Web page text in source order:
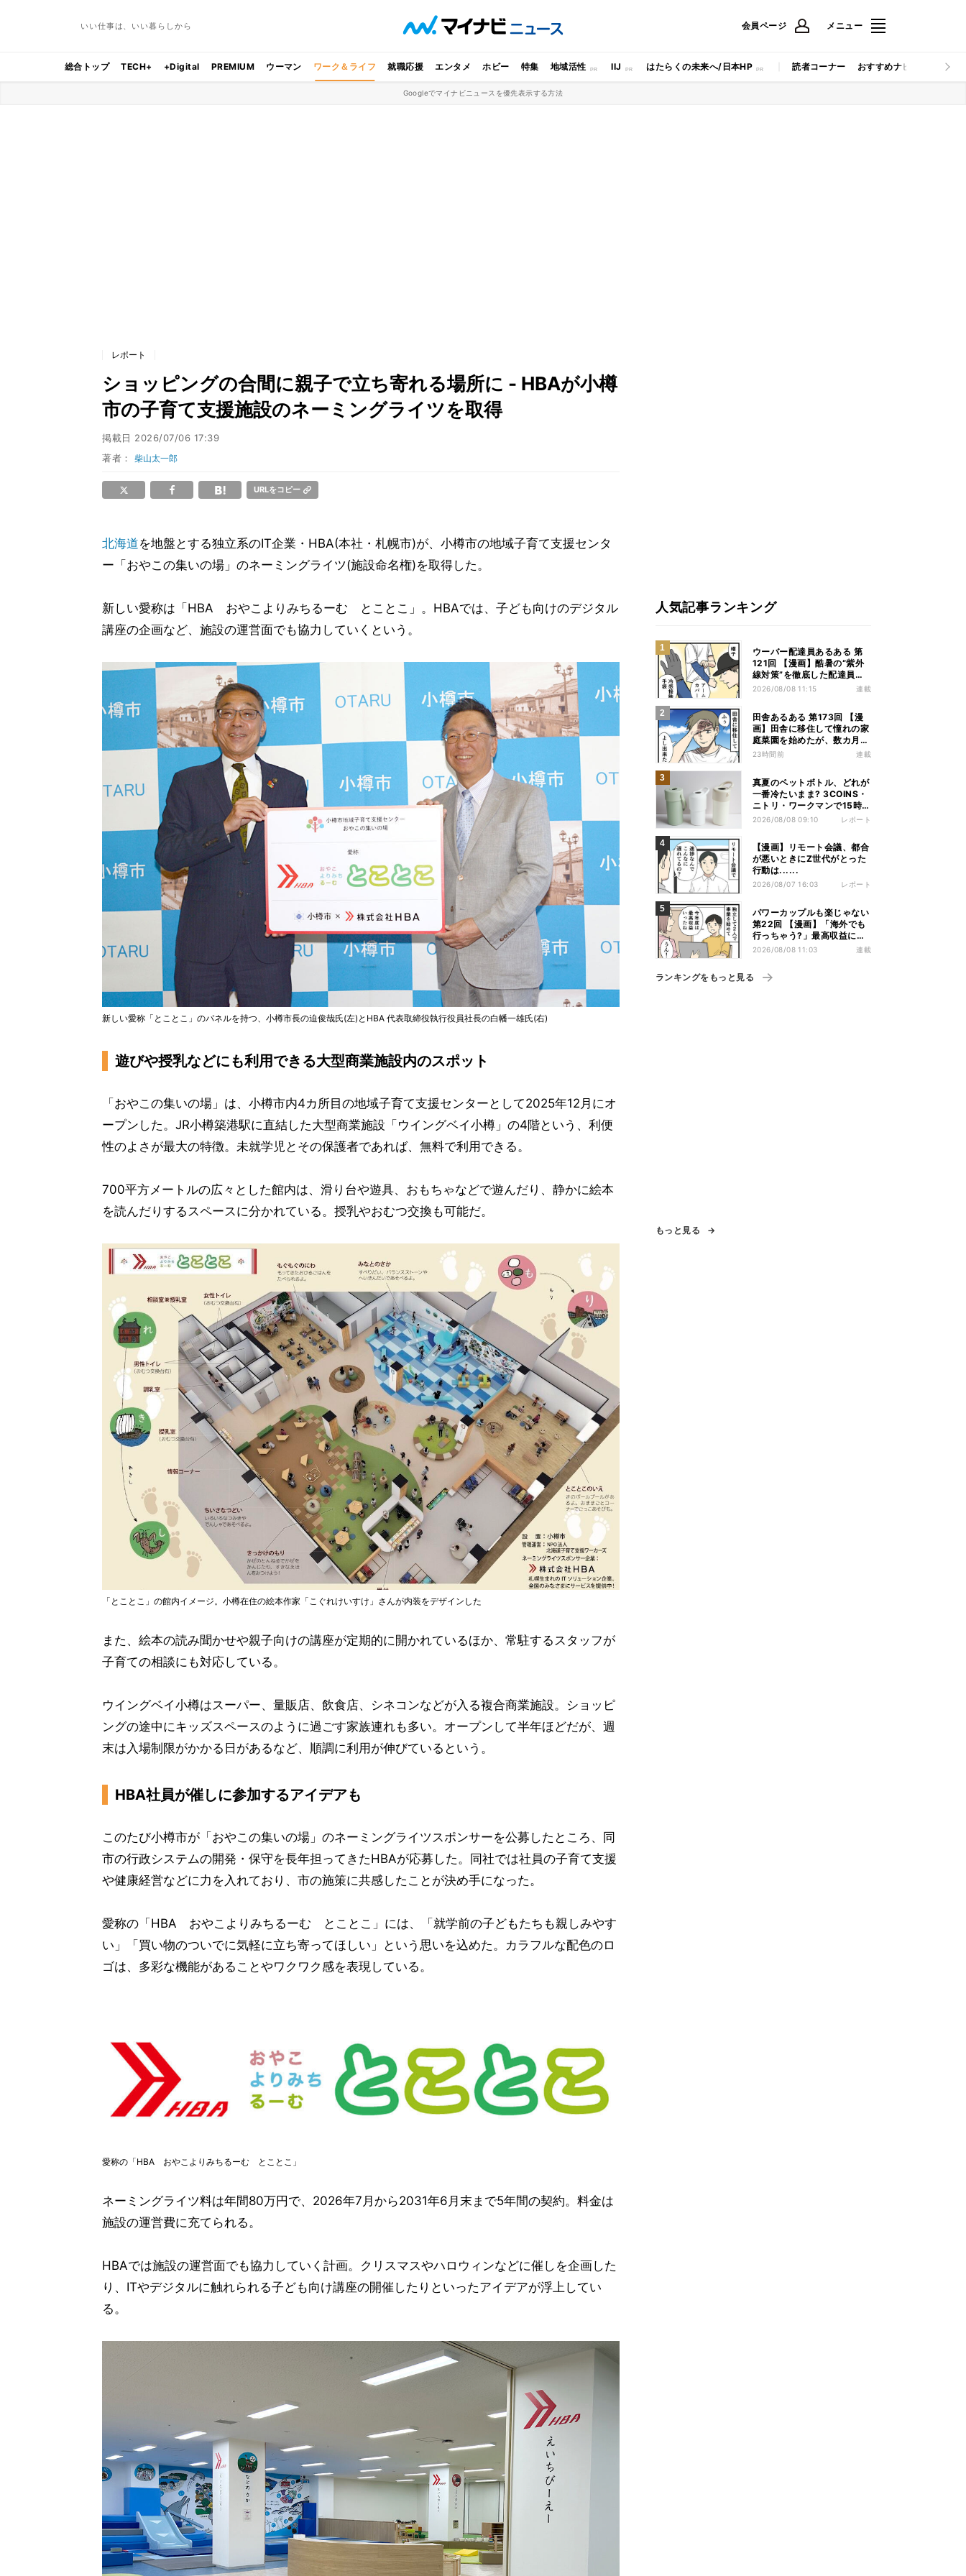
いい仕事は、いい暮らしから 会員ページ メニュー
総合トップ TECH+ +Digital PREMIUM ウーマン ワーク＆ライフ 就職応援 エンタメ ホビー 特集 地域活性 IIJ はたらくの未来へ/日本HP 読者コーナー おすすめナビ マイナビ
Googleでマイナビニュースを優先表示する方法
レポート
ショッピングの合間に親子で立ち寄れる場所に - HBAが小樽
市の子育て支援施設のネーミングライツを取得
掲載日 2026/07/06 17:39
著者：柴山太一郎
URLをコピー
北海道を地盤とする独立系のIT企業・HBA(本社・札幌市)が、小樽市の地域子育て支援センタ
ー「おやこの集いの場」のネーミングライツ(施設命名権)を取得した。
新しい愛称は「HBA おやこよりみちるーむ とことこ」。HBAでは、子ども向けのデジタル
講座の企画など、施設の運営面でも協力していくという。
新しい愛称「とことこ」のパネルを持つ、小樽市長の迫俊哉氏(左)とHBA 代表取締役執行役員社長の白幡一雄氏(右)
遊びや授乳などにも利用できる大型商業施設内のスポット
「おやこの集いの場」は、小樽市内4カ所目の地域子育て支援センターとして2025年12月にオ
ープンした。JR小樽築港駅に直結した大型商業施設「ウイングベイ小樽」の4階という、利便
性のよさが最大の特徴。未就学児とその保護者であれば、無料で利用できる。
700平方メートルの広々とした館内は、滑り台や遊具、おもちゃなどで遊んだり、静かに絵本
を読んだりするスペースに分かれている。授乳やおむつ交換も可能だ。
「とことこ」の館内イメージ。小樽在住の絵本作家「こぐれけいすけ」さんが内装をデザインした
また、絵本の読み聞かせや親子向けの講座が定期的に開かれているほか、常駐するスタッフが
子育ての相談にも対応している。
ウイングベイ小樽はスーパー、量販店、飲食店、シネコンなどが入る複合商業施設。ショッピ
ングの途中にキッズスペースのように過ごす家族連れも多い。オープンして半年ほどだが、週
末は入場制限がかかる日があるなど、順調に利用が伸びているという。
HBA社員が催しに参加するアイデアも
このたび小樽市が「おやこの集いの場」のネーミングライツスポンサーを公募したところ、同
市の行政システムの開発・保守を長年担ってきたHBAが応募した。同社では社員の子育て支援
や健康経営などに力を入れており、市の施策に共感したことが決め手になった。
愛称の「HBA おやこよりみちるーむ とことこ」には、「就学前の子どもたちも親しみやす
い」「買い物のついでに気軽に立ち寄ってほしい」という思いを込めた。カラフルな配色のロ
ゴは、多彩な機能があることやワクワク感を表現している。
愛称の「HBA おやこよりみちるーむ とことこ」
ネーミングライツ料は年間80万円で、2026年7月から2031年6月末まで5年間の契約。料金は
施設の運営費に充てられる。
HBAでは施設の運営面でも協力していく計画。クリスマスやハロウィンなどに催しを企画した
り、ITやデジタルに触れられる子ども向け講座の開催したりといったアイデアが浮上してい
る。
人気記事ランキング
ウーバー配達員あるある 第
121回 【漫画】酷暑の“紫外
線対策”を徹底した配達員
が、数カ月後に絶句した理由
2026/08/08 11:15 連載
田舎あるある 第173回 【漫
画】田舎に移住して憧れの家
庭菜園を始めたが、数カ月後
の光景に絶句
23時間前 連載
真夏のペットボトル、どれが
一番冷たいまま? 3COINS・
ニトリ・ワークマンで15時間
検証してみた
2026/08/08 09:10 レポート
【漫画】リモート会議、都合
が悪いときにZ世代がとった
行動は......
2026/08/07 16:03 レポート
パワーカップルも楽じゃない
第22回 【漫画】「海外でも
行っちゃう?」最高収益に喜
ぶ夫婦、直後に届いた“通知
2026/08/08 11:03 連載
ランキングをもっと見る
もっと見る